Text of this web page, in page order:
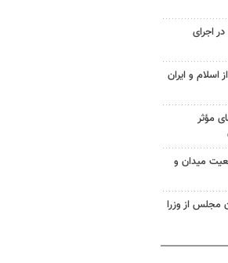
اجرای
و ایران
مؤثر
میدان و